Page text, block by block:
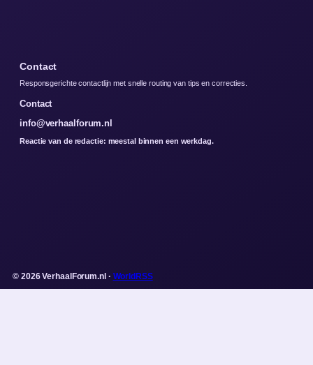
Contact
Responsgerichte contactlijn met snelle routing van tips en correcties.
Contact
info@verhaalforum.nl
Reactie van de redactie: meestal binnen een werkdag.
© 2026 VerhaalForum.nl · WorldRSS